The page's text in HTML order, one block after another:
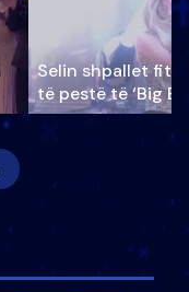
Selin shpallet
të pestë të ‘Big